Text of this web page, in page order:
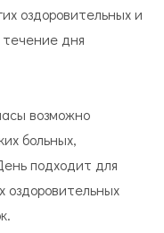
оздоровительных и
дня
возможно
больных,
подходит для
оздоровительных